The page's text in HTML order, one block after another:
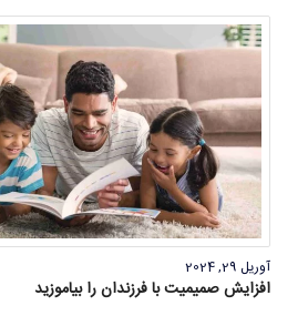
آوریل 29, 2024
افزایش صمیمیت با فرزندان را بیاموزید